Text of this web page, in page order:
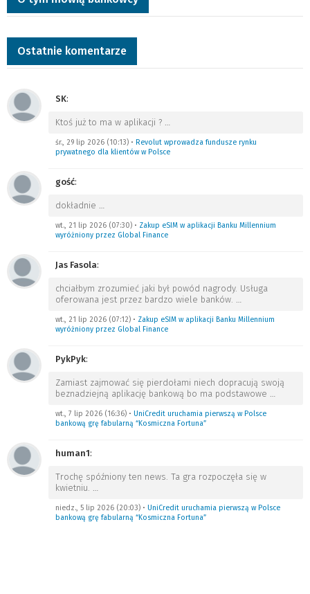
Ostatnie komentarze
SK:
Ktoś już to ma w aplikacji ? …
śr., 29 lip 2026 (10:13) • Revolut wprowadza fundusze rynku
prywatnego dla klientów w Polsce
gość:
dokładnie …
wt., 21 lip 2026 (07:30) • Zakup eSIM w aplikacji Banku Millennium
wyróżniony przez Global Finance
Jas Fasola:
chciałbym zrozumieć jaki był powód nagrody. Usługa
oferowana jest przez bardzo wiele banków. …
wt., 21 lip 2026 (07:12) • Zakup eSIM w aplikacji Banku Millennium
wyróżniony przez Global Finance
PykPyk:
Zamiast zajmować się pierdołami niech dopracują swoją
beznadziejną aplikację bankową bo ma podstawowe …
wt., 7 lip 2026 (16:36) • UniCredit uruchamia pierwszą w Polsce
bankową grę fabularną “Kosmiczna Fortuna”
human1:
Trochę spóźniony ten news. Ta gra rozpoczęła się w
kwietniu. …
niedz., 5 lip 2026 (20:03) • UniCredit uruchamia pierwszą w Polsce
bankową grę fabularną “Kosmiczna Fortuna”